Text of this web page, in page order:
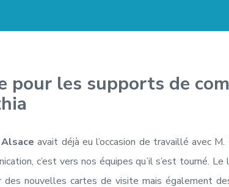
pour les supports de
avait déjà eu l’occasion de travaillé avec
c’est vers nos équipes qu’il s’est tourné.
nouvelles cartes de visite mais également